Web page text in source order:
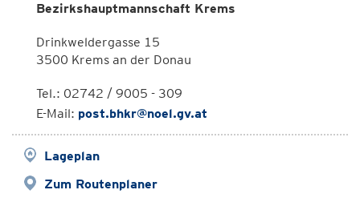
Bezirkshauptmannschaft Krems
Drinkweldergasse 15
3500 Krems an der Donau
Tel.: 02742 / 9005 - 309
E-Mail: post.bhkr@noel.gv.at
Lageplan
Zum Routenplaner